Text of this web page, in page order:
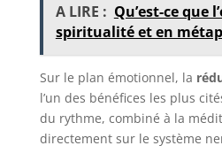
A LIRE : Qu’est-ce que
spiritualité et en
Sur le plan émotionnel, la
l’un des bénéfices les plus
du rythme, combiné à la
directement sur le système